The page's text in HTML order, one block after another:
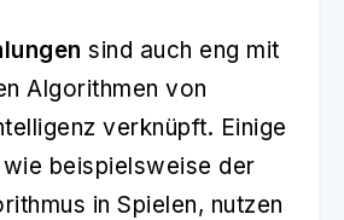
sind auch eng mit
Algorithmen von
verknüpft. Einige
beispielsweise der
in Spielen, nutzen